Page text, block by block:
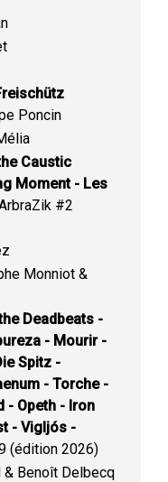
Poncin
Caustic
Moment - Les
#2
Monniot &
Deadbeats -
- Mourir -
Spitz -
- Torche -
- Opeth - Iron
- Vigljós -
(édition 2026)
& Benoît Delbecq